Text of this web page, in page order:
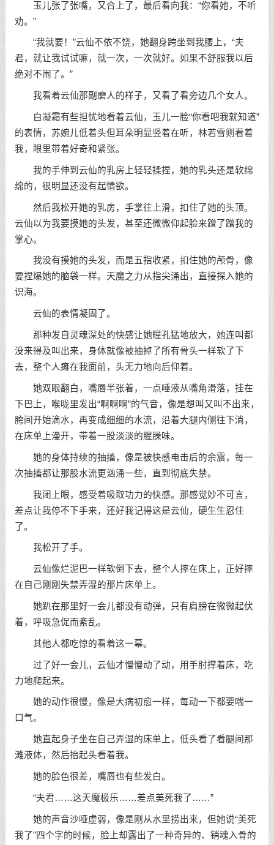
玉儿张了张嘴，又合上了，最后看向我：“你看她，不听
劝。”
“我就要！”云仙不依不饶，她翻身跨坐到我腰上，“夫
君，就让我试试嘛，就一次，一次就好。如果不舒服我以后
绝对不闹了。”
我看着云仙那副磨人的样子，又看了看旁边几个女人。
白凝霜有些担忧地看着云仙，玉儿一脸“你看吧我就知道”
的表情，苏婉儿低着头但耳朵明显竖着在听，林若雪则看着
我，眼里带着好奇和紧张。
我的手伸到云仙的乳房上轻轻揉捏，她的乳头还是软绵
绵的，很明显还没有起情欲。
然后我松开她的乳房，手掌往上滑，扣住了她的头顶。
云仙以为我要摸她的头发，甚至还微微仰起脸来蹭了蹭我的
掌心。
我没有摸她的头发，而是五指收紧，扣住她的颅骨，像
要捏爆她的脑袋一样。天魔之力从指尖涌出，直接探入她的
识海。
云仙的表情凝固了。
那种发自灵魂深处的快感让她瞳孔猛地放大，她连叫都
没来得及叫出来，身体就像被抽掉了所有骨头一样软了下
去，整个人瘫在我面前，头无力地向后仰着。
她双眼翻白，嘴唇半张着，一点唾液从嘴角滑落，挂在
下巴上，喉咙里发出“啊啊啊”的气音，像是想叫又叫不出来，
胯间开始滴水，再变成细细的水流，沿着大腿内侧往下淌，
在床单上漫开，带着一股淡淡的腥臊味。
她的身体持续的抽搐，像是被快感电击后的余震，每一
次抽搐都让那股水流更汹涌一些，直到彻底失禁。
我闭上眼，感受着吸取功力的快感。那感觉妙不可言，
差点让我停不下手来，还好我记得这是云仙，硬生生忍住
了。
我松开了手。
云仙像烂泥巴一样软倒下去，整个人摔在床上，正好摔
在自己刚刚失禁弄湿的那片床单上。
她趴在那里好一会儿都没有动弹，只有肩膀在微微起伏
着，呼吸急促而紊乱。
其他人都吃惊的看着这一幕。
过了好一会儿，云仙才慢慢动了动，用手肘撑着床，吃
力地爬起来。
她的动作很慢，像是大病初愈一样，每动一下都要喘一
口气。
她直起身子坐在自己弄湿的床单上，低头看了看腿间那
滩液体，然后抬起头看着我。
她的脸色很差，嘴唇也有些发白。
“夫君……这天魔极乐……差点美死我了……”
她的声音沙哑虚弱，像是刚从水里捞出来，但她说“美死
我了”四个字的时候，脸上却露出了一种奇异的、销魂入骨的